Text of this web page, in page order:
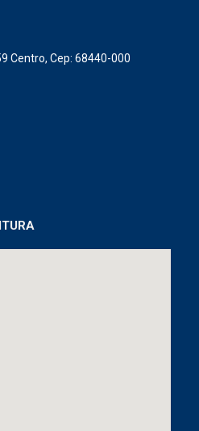
Centro, Cep: 68440-000